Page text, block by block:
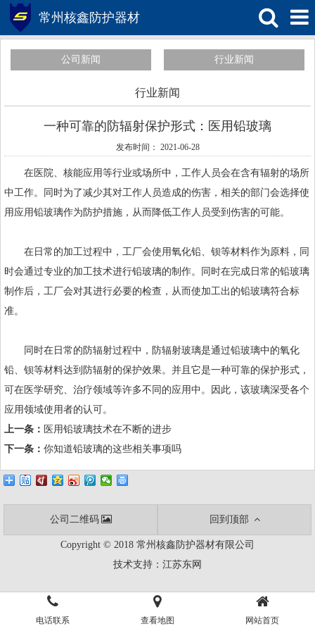
常州核鑫防护器材
公司新闻 行业新闻
行业新闻
一种可靠的防辐射保护形式：医用铅玻璃
发布时间： 2021-06-28
在医院、核能应用等行业或场所中，工作人员会在含有辐射的场所
中工作。同时为了减少其对工作人员造成的伤害，相关的部门会选择使
用应用铅玻璃作为防护措施，从而降低工作人员受到伤害的可能。
在日常的加工过程中，工厂会使用氧化铅、钡等材料作为原料，同
时会通过专业的加工技术进行铅玻璃的制作。同时在完成日常的铅玻璃
制作后，工厂会对其进行必要的检查，从而使加工出的铅玻璃符合标
准。
同时在日常的防辐射过程中， 防辐射玻璃是通过铅玻璃中的氧化
铅、钡等材料达到防辐射的保护效果。并且它是一种可靠的保护形式，
可在医学研究、治疗领域等许多不同的应用中。因此，该玻璃深受各个
应用领域使用者的认可。
上一条： 医用铅玻璃技术在不断的进步
下一条： 你知道铅玻璃的这些相关事项吗
公司二维码 回到顶部
Copyright © 2018 常州核鑫防护器材有限公司
技术支持： 江苏东网
电话联系 查看地图 网站首页